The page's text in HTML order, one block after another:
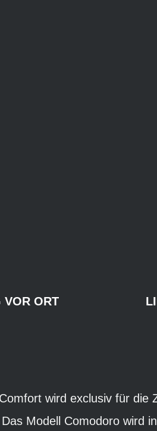
VOR ORT
wird exclusiv für die
Modell Comodoro wird